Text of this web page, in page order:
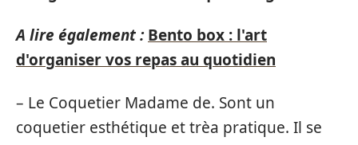
A lire également : Bento box : l'art
d'organiser vos repas au quotidien
– Le Coquetier Madame de. Sont un
coquetier esthétique et trèa pratique. Il se